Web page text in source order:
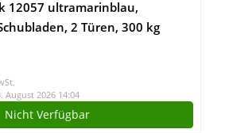
12057 ultramarinblau,
2 Türen, 300 kg
Buchenarbeitsplatte
August 2026 14:04
Nicht Verfügbar